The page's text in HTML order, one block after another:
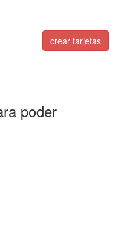
crear tarjetas
poder